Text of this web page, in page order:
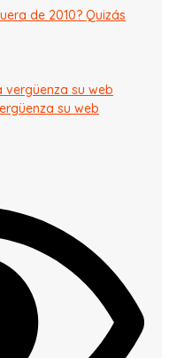
de 2010? Quizás
su web